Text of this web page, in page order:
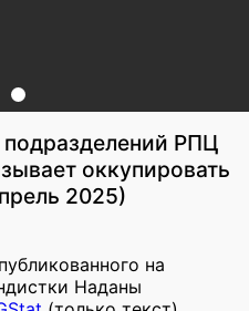
РПЦ
оккупировать
2025)
на
Наданы